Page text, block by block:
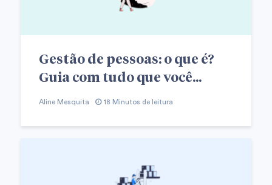
Gestão de pessoas: o que é?
Guia com tudo que você...
Aline Mesquita 18 Minutos de leitura